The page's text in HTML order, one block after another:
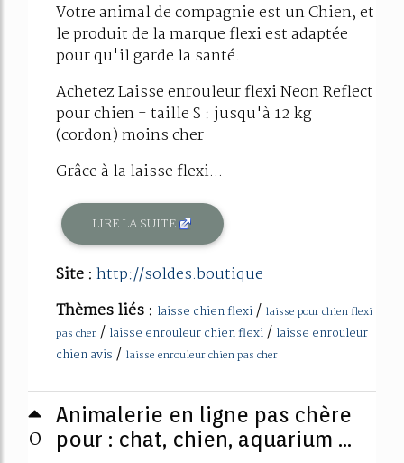
Votre animal de compagnie est un Chien, et
le produit de la marque flexi est adaptée
pour qu'il garde la santé.
Achetez Laisse enrouleur flexi Neon Reflect
pour chien - taille S : jusqu'à 12 kg
(cordon) moins cher
Grâce à la laisse flexi...
LIRE LA SUITE
Site : http://soldes.boutique
Thèmes liés : laisse chien flexi/ laisse pour chien flexi
pas cher / laisse enrouleur chien flexi/ laisse enrouleur
chien avis / laisse enrouleur chien pas cher
0
Animalerie en ligne pas chère
pour : chat, chien, aquarium ...